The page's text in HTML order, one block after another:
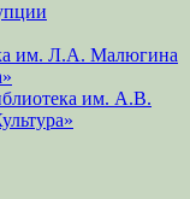
им. Л.А. Малюгина
им. А.В.